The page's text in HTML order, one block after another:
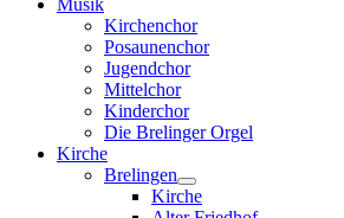
Musik
Kirchenchor
Posaunenchor
Jugendchor
Mittelchor
Kinderchor
Die Brelinger Orgel
Kirche
Brelingen
Kirche